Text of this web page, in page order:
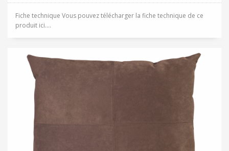
Fiche technique Vous pouvez télécharger la fiche technique de ce
produit ici....